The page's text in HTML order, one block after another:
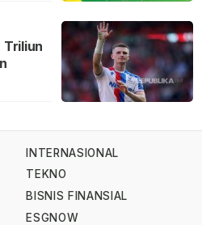
Triliun
INTERNASIONAL
TEKNO
BISNIS FINANSIAL
ESGNOW